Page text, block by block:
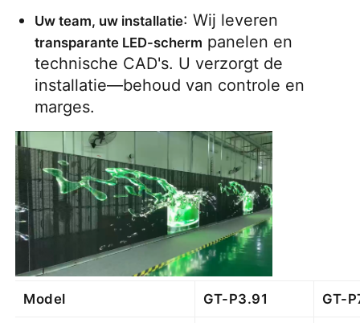
Uw team, uw installatie
transparante LED-scherm panelen en
technische CAD's. U verzorgt de
installatie—behoud van controle en
marges.
Model GT-P3.91 GT-